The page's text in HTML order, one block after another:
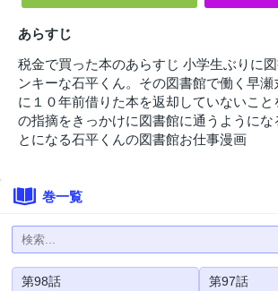
あらすじ
税金で買った本のあらすじ 小学生ぶりに
ンキーな石平くん。その図書館で働く早
に１０年前借りた本を返却していないこと
の指摘をきっかけに図書館に通うようにな
とになる石平くんの図書館お仕事漫画
巻一覧
第98話 第97話